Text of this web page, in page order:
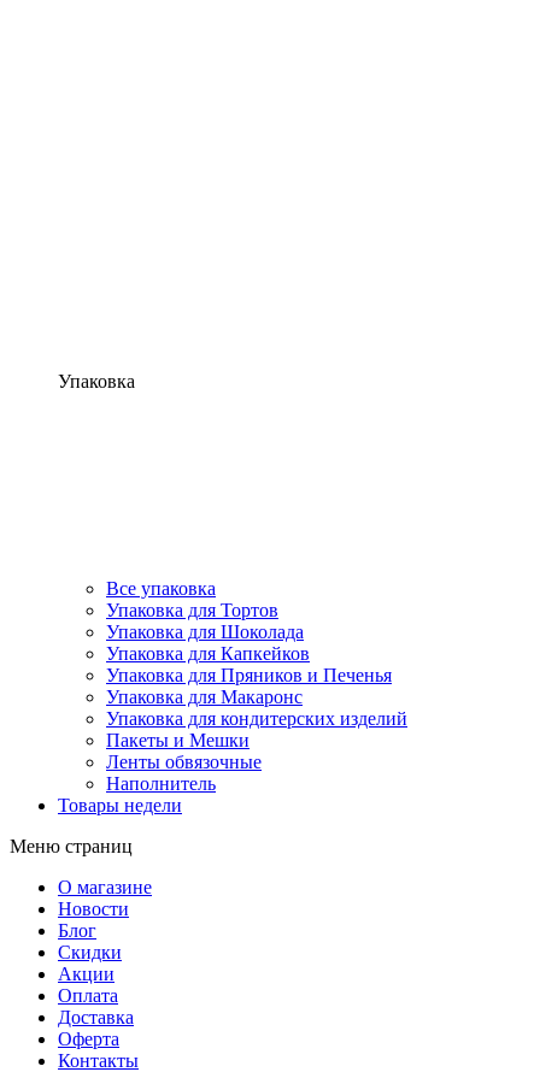
Упаковка
Все упаковка
Упаковка для Тортов
Упаковка для Шоколада
Упаковка для Капкейков
Упаковка для Пряников и Печенья
Упаковка для Макаронс
Упаковка для кондитерских изделий
Пакеты и Мешки
Ленты обвязочные
Наполнитель
Товары недели
Меню страниц
О магазине
Новости
Блог
Скидки
Акции
Оплата
Доставка
Оферта
Контакты